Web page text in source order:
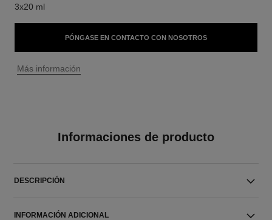
3x20 ml
PÓNGASE EN CONTACTO CON NOSOTROS
↩
Más información
Informaciones de producto
DESCRIPCIÓN
INFORMACIÓN ADICIONAL